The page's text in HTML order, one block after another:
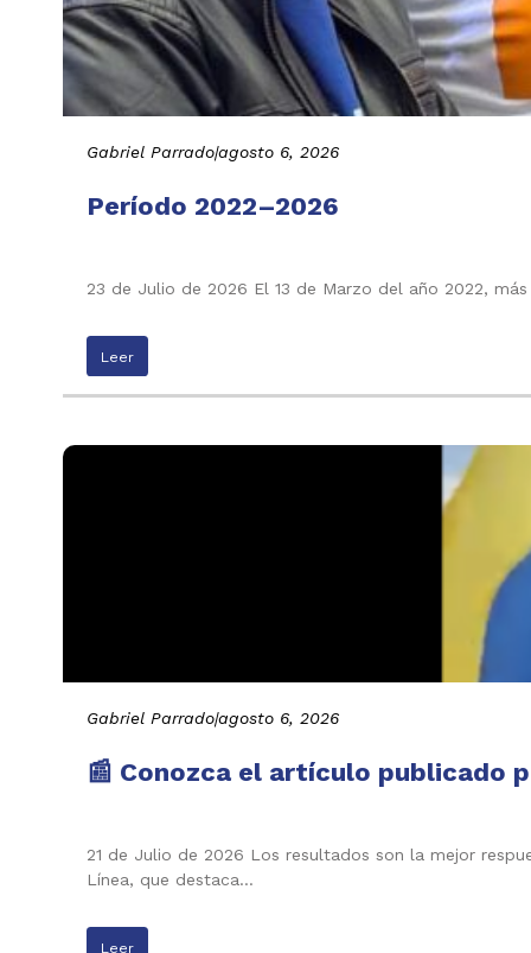
Gabriel Parrado|agosto 6, 2026
Período 2022–2026
23 de Julio de 2026 El 13 de Marzo del año 2022,
Leer
Gabriel Parrado|agosto 6, 2026
📰 Conozca el artículo publicado
21 de Julio de 2026 Los resultados son la mejor
Línea, que destaca…
Leer